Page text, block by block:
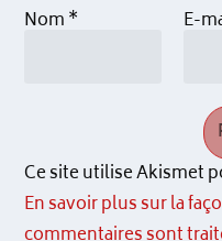
Nom* E-
Ce site utilise Akismet
En savoir plus sur la